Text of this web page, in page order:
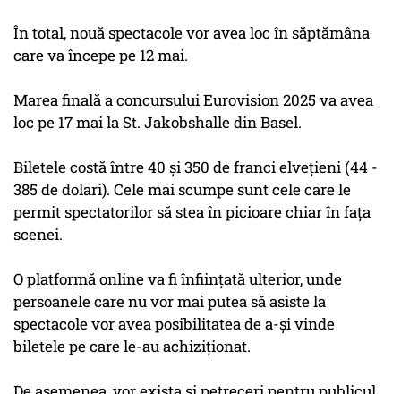
În total, nouă spectacole vor avea loc în săptămâna
care va începe pe 12 mai.
Marea finală a concursului Eurovision 2025 va avea
loc pe 17 mai la St. Jakobshalle din Basel.
Biletele costă între 40 şi 350 de franci elveţieni (44 -
385 de dolari). Cele mai scumpe sunt cele care le
permit spectatorilor să stea în picioare chiar în faţa
scenei.
O platformă online va fi înfiinţată ulterior, unde
persoanele care nu vor mai putea să asiste la
spectacole vor avea posibilitatea de a-şi vinde
biletele pe care le-au achiziţionat.